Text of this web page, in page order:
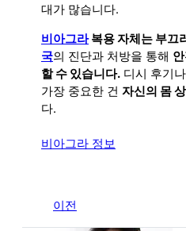
대가 많습니다.
비아그라복용 자체는 부끄
국의 진단과 처방을 통해
할 수 있습니다. 디시 후기
가장 중요한 건 자신의 몸
다.
비아그라 정보
이전